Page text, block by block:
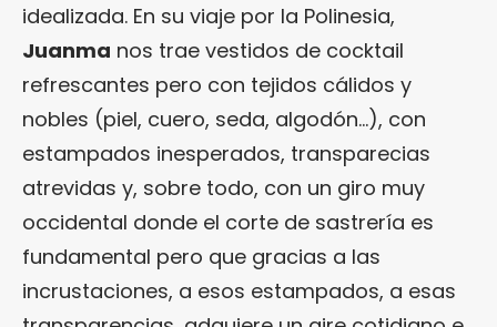
idealizada. En su viaje por la Polinesia,
Juanma nos trae vestidos de cocktail
refrescantes pero con tejidos cálidos y
nobles (piel, cuero, seda, algodón…), con
estampados inesperados, transparecias
atrevidas y, sobre todo, con un giro muy
occidental donde el corte de sastrería es
fundamental pero que gracias a las
incrustaciones, a esos estampados, a esas